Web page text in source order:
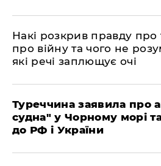
Накі розкрив правду про
про війну та чого не
які речі заплющує очі
Туреччина заявила про
судна" у Чорному морі
до РФ і України